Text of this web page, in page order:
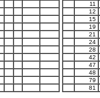
11
12
15
19
21
24
28
42
47
48
79
81